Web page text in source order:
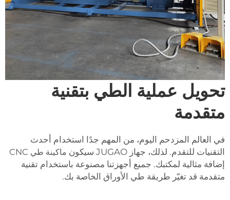
تحويل عملية الطي بتقنية
متقدمة
في العالم المزدحم اليوم، من المهم جدًا استخدام أحدث
التقنيات للتقدم. لذلك، جهاز JUGAO سيكون
ماكينة طي CNC
إضافة مثالية لمكتبك. جميع أجهزتنا مصنوعة باستخدام تقنية
متقدمة قد تغيّر طريقة طي الأوراق الخاصة بك.